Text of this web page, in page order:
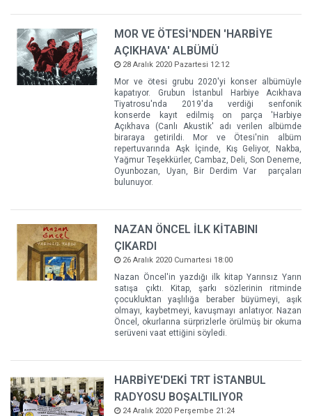
MOR VE ÖTESİ'NDEN 'HARBİYE
AÇIKHAVA' ALBÜMÜ
28 Aralık 2020 Pazartesi 12:12
Mor ve ötesi grubu 2020'yi konser albümüyle
kapatıyor. Grubun İstanbul Harbiye Acıkhava
Tiyatrosu'nda 2019'da verdiği senfonik
konserde kayıt edilmiş on parça 'Harbiye
Açıkhava (Canlı Akustik' adı verilen albümde
biraraya getirildi. Mor ve Ötesi'nin albüm
repertuvarında Aşk İçinde, Kış Geliyor, Nakba,
Yağmur Teşekkürler, Cambaz, Deli, Son Deneme,
Oyunbozan, Uyan, Bir Derdim Var parçaları
bulunuyor.
NAZAN ÖNCEL İLK KİTABINI
ÇIKARDI
26 Aralık 2020 Cumartesi 18:00
Nazan Öncel'in yazdığı ilk kitap Yarınsız Yarın
satışa çıktı. Kitap, şarkı sözlerinin ritminde
çocukluktan yaşlılığa beraber büyümeyi, aşık
olmayı, kaybetmeyi, kavuşmayı anlatıyor. Nazan
Öncel, okurlarına sürprizlerle örülmüş bir okuma
serüveni vaat ettiğini söyledi.
HARBİYE'DEKİ TRT İSTANBUL
RADYOSU BOŞALTILIYOR
24 Aralık 2020 Perşembe 21:24